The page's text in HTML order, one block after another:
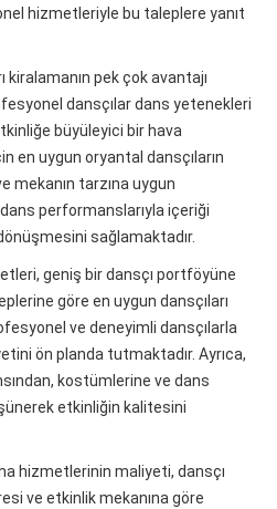
hizmetleriyle bu taleplere yanıt
kiralamanın pek çok avantajı
dansçılar dans yetenekleri
büyüleyici bir hava
en uygun oryantal dansçıların
mekanın tarzına uygun
performanslarıyla içeriği
sağlamaktadır.
geniş bir dansçı portföyüne
göre en uygun dansçıları
ve deneyimli dansçılarla
ön planda tutmaktadır. Ayrıca,
kostümlerine ve dans
etkinliğin kalitesini
hizmetlerinin maliyeti, dansçı
ve etkinlik mekanına göre